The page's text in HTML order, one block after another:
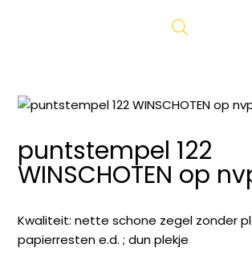
puntstempel 122
WINSCHOTEN op
Kwaliteit: nette schone zegel zonder
papierresten e.d. ; dun plekje